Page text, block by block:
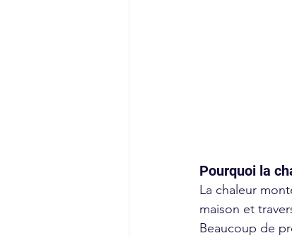
Pourquoi la
La chaleur
maison et
Beaucoup de